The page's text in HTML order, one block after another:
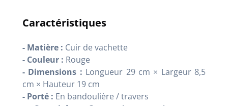
Caractéristiques
- Matière : Cuir de vachette
- Couleur : Rouge
- Dimensions : Longueur 29 cm × Largeur 8,5
cm × Hauteur 19 cm
- Porté : En bandoulière / travers